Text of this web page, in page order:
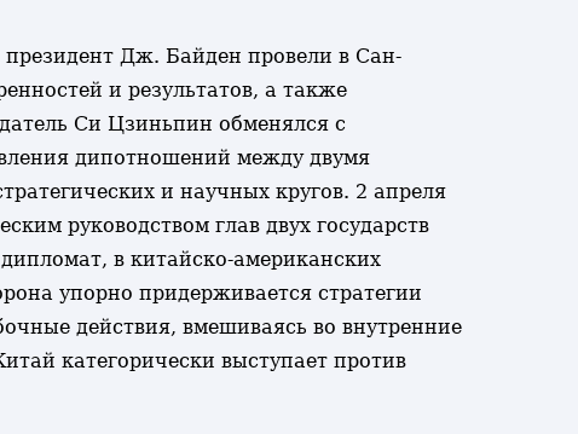
Дж. Байден провели в Сан-
и результатов, а также
Си Цзиньпин обменялся с
дипотношений между двумя
и научных кругов. 2 апреля
руководством глав двух государств
в китайско-американских
упорно придерживается стратегии
действия, вмешиваясь во внутренние
категорически выступает против